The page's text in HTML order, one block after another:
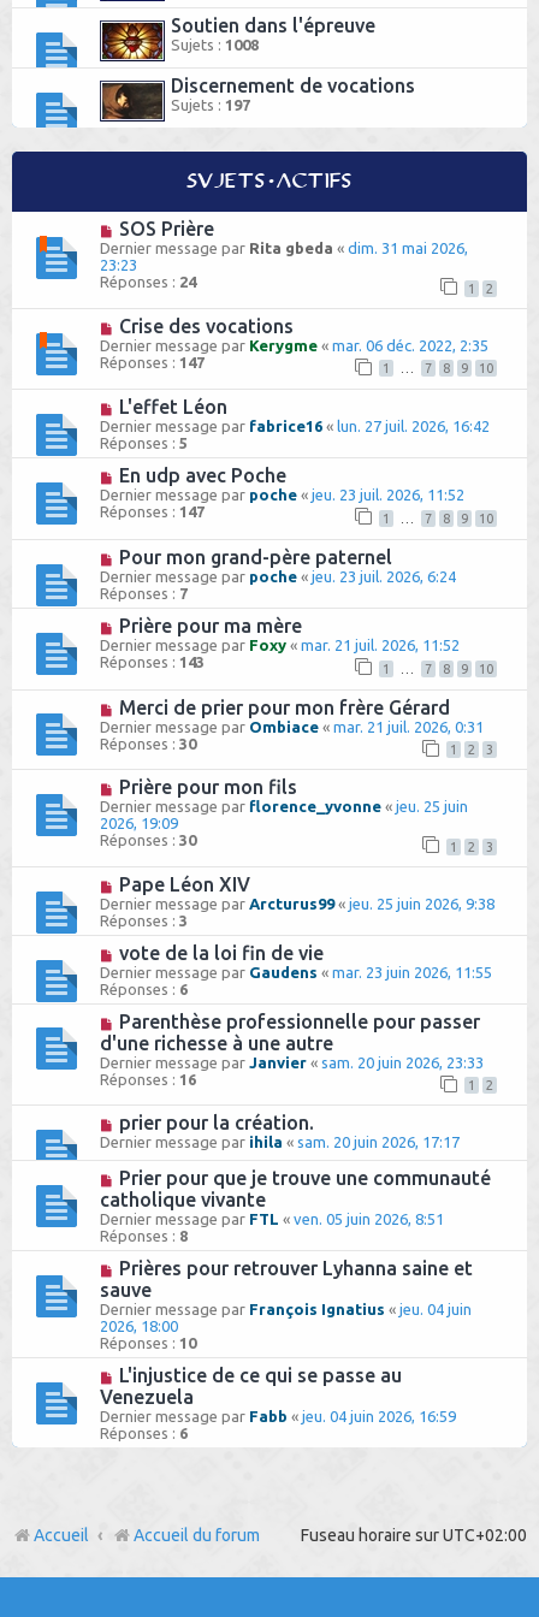
Soutien dans l'épreuve
Sujets : 1008
Discernement de vocations
Sujets : 197
Sujets actifs
SOS Prière
Dernier message par Rita gbeda « dim. 31 mai 2026,
23:23
Réponses : 24 1 2
Crise des vocations
Dernier message par Kerygme « mar. 06 déc. 2022, 2:35
Réponses : 147 1 7 8 9 10
L'effet Léon
Dernier message par fabrice16 « lun. 27 juil. 2026, 16:42
Réponses : 5
En udp avec Poche
Dernier message par poche « jeu. 23 juil. 2026, 11:52
Réponses : 147 1 7 8 9 10
Pour mon grand-père paternel
Dernier message par poche « jeu. 23 juil. 2026, 6:24
Réponses : 7
Prière pour ma mère
Dernier message par Foxy « mar. 21 juil. 2026, 11:52
Réponses : 143 1 7 8 9 10
Merci de prier pour mon frère Gérard
Dernier message par Ombiace « mar. 21 juil. 2026, 0:31
Réponses : 30 1 2 3
Prière pour mon fils
Dernier message par florence_yvonne « jeu. 25 juin
2026, 19:09
Réponses : 30 1 2 3
Pape Léon XIV
Dernier message par Arcturus99« jeu. 25 juin 2026, 9:38
Réponses : 3
vote de la loi fin de vie
Dernier message par Gaudens « mar. 23 juin 2026, 11:55
Réponses : 6
Parenthèse professionnelle pour passer
d'une richesse à une autre
Dernier message par Janvier « sam. 20 juin 2026, 23:33
Réponses : 16 1 2
prier pour la création.
Dernier message par ihila « sam. 20 juin 2026, 17:17
Prier pour que je trouve une communauté
catholique vivante
Dernier message par FTL « ven. 05 juin 2026, 8:51
Réponses : 8
Prières pour retrouver Lyhanna saine et
sauve
Dernier message par François Ignatius « jeu. 04 juin
2026, 18:00
Réponses : 10
L'injustice de ce qui se passe au
Venezuela
Dernier message par Fabb « jeu. 04 juin 2026, 16:59
Réponses : 6
Fuseau horaire surUTC+02:00
Accueil Accueil du forum